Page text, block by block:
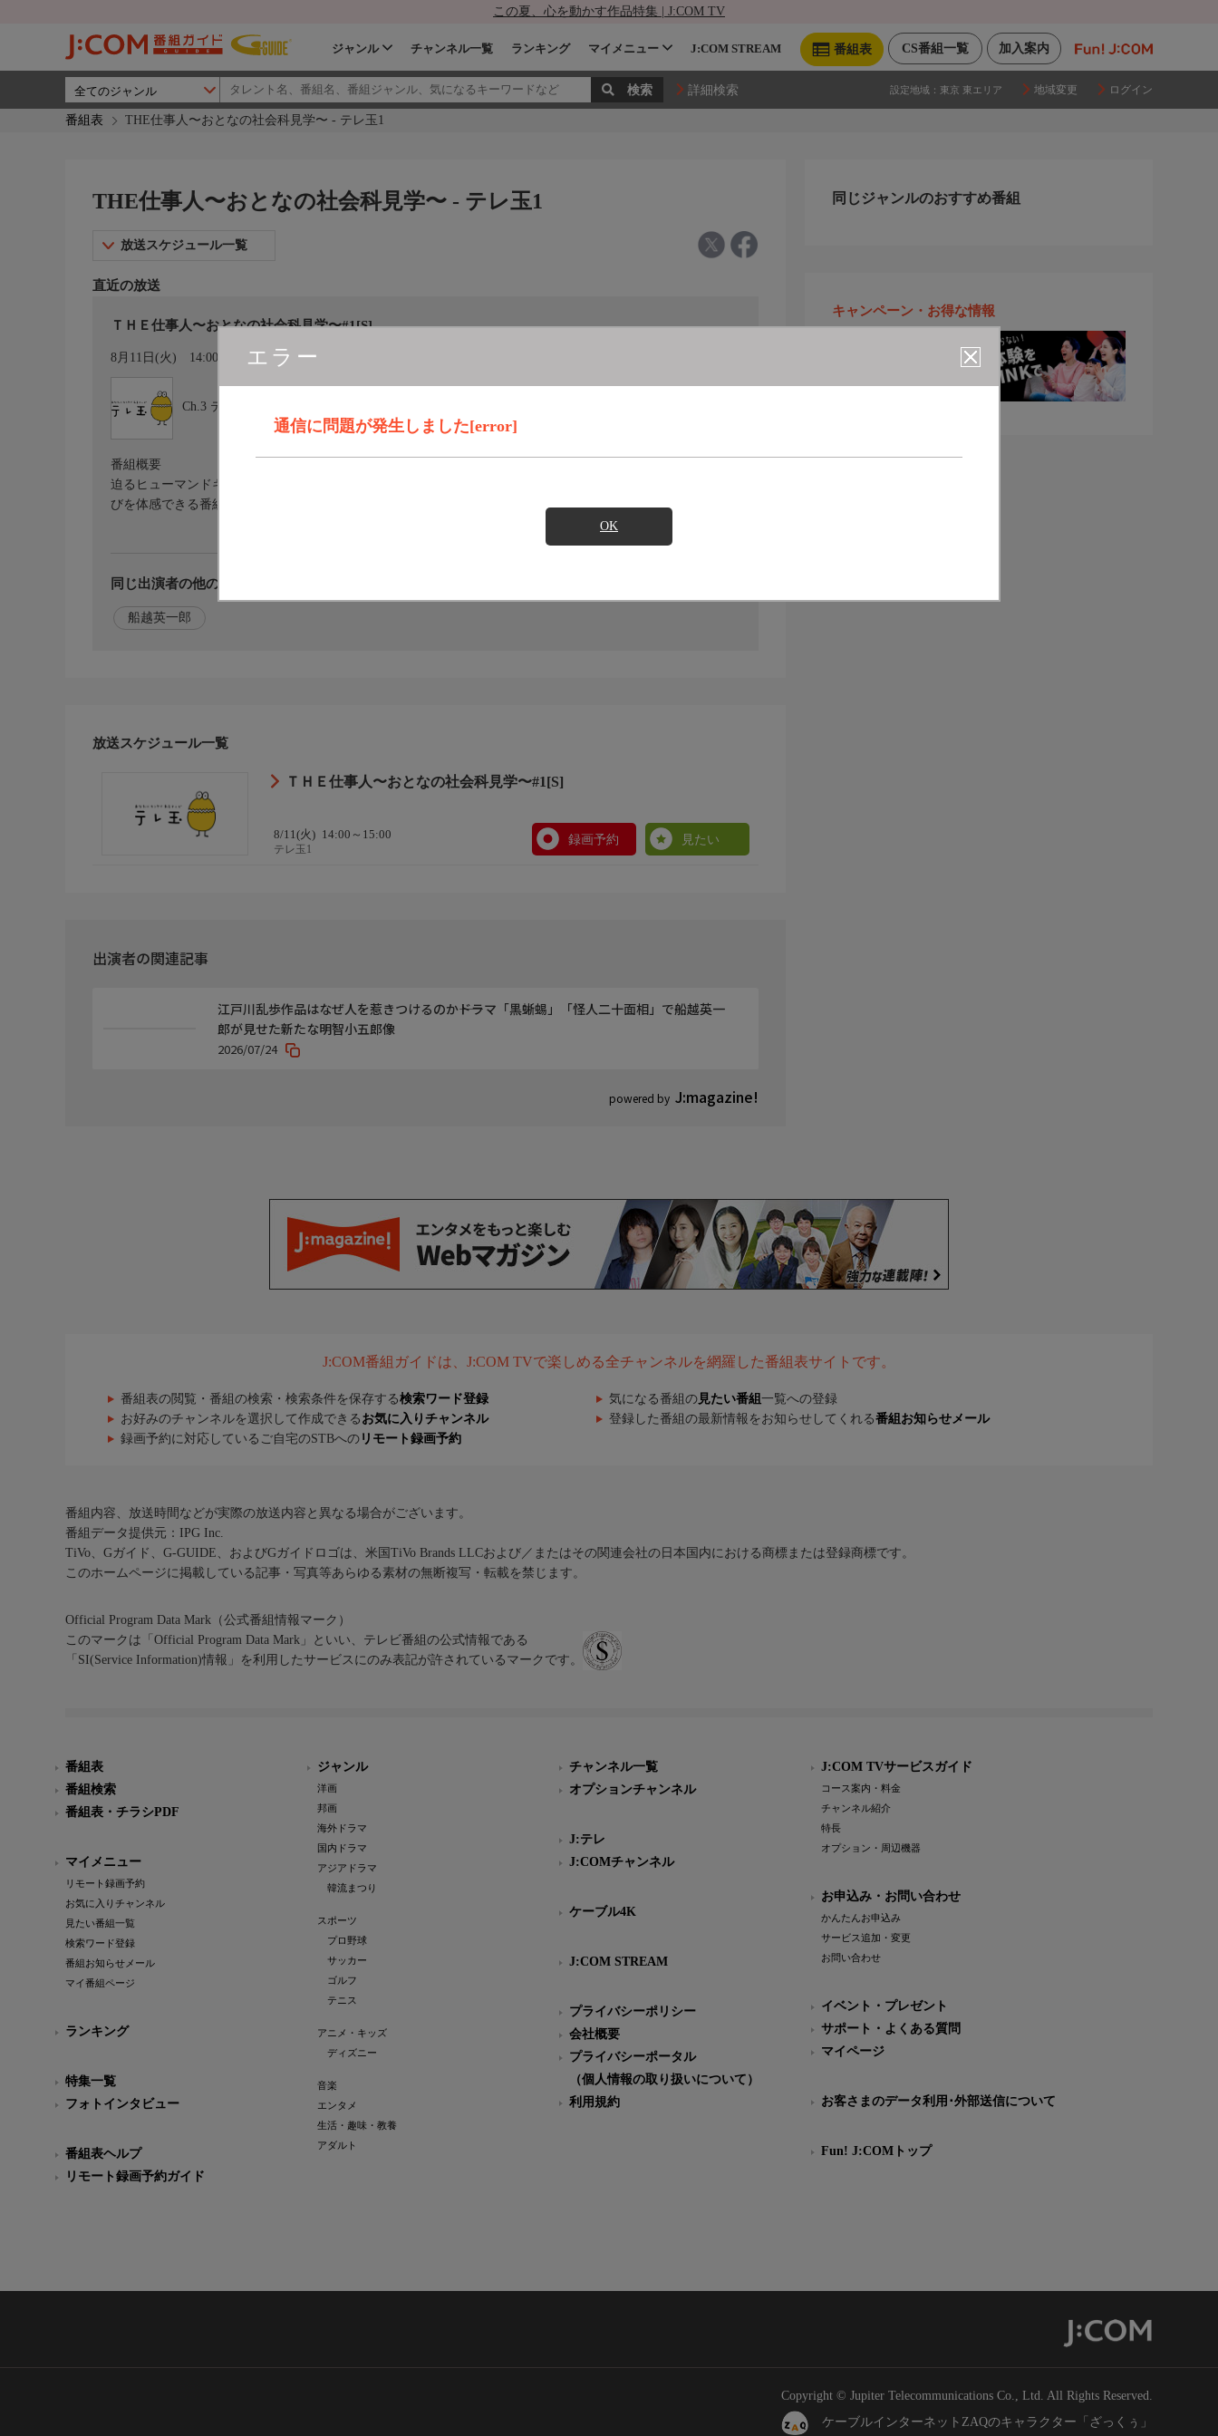
この夏、心を動かす作品特集 | J:COM TV
加入案内
CS番組一覧
番組表
ジャンル チャンネル一覧 ランキング マイメニュー J:COM STREAM
詳細検索 設定地域： 東京 東エリア 地域変更 ログイン
番組表 THE仕事人〜おとなの社会科見学〜 - テレ玉1
エラー
通信に問題が発生しました[error]
OK
THE仕事人〜おとなの社会科見学〜 - テレ玉1
放送スケジュール一覧
直近の放送
ＴＨＥ仕事人〜おとなの社会科見学〜#1[S]
8月11日(火) 14:00〜15:00 カレンダー登録
Ch.3 テレ玉1
番組概要
迫るヒューマンドキュメンタリー。磨き上げられた職人の技を、直接、見て・感じて・体験する…おとなの学
びを体感できる番組です
同じ出演者の他の番組を探す
船越英一郎
放送スケジュール一覧
ＴＨＥ仕事人〜おとなの社会科見学〜#1[S]
8/11(火) 14:00～15:00
テレ玉1
録画予約 見たい
出演者の関連記事
powered by J:magazine!
江戸川乱歩作品はなぜ人を惹きつけるのか――ドラマ「黒蜥蜴」「怪人二十面相」で船越英一
郎が見せた新たな明智小五郎像
2026/07/24
同じジャンルのおすすめ番組
キャンペーン・お得な情報
J:COM番組ガイドは、J:COM TVで楽しめる全チャンネルを網羅した番組表サイトです。
番組表の閲覧・番組の検索・検索条件を保存する検索ワード登録 気になる番組の 見たい番組 一覧への登録
お好みのチャンネルを選択して作成できる お気に入りチャンネル 登録した番組の最新情報をお知らせしてくれる番組お知らせメール
録画予約に対応しているご自宅のSTBへの リモート録画予約
番組内容、放送時間などが実際の放送内容と異なる場合がございます。
番組データ提供元：IPG Inc.
TiVo、Gガイド、G-GUIDE、およびGガイドロゴは、米国TiVo Brands LLCおよび／またはその関連会社の日本国内における商標または登録商標です。
このホームページに掲載している記事・写真等あらゆる素材の無断複写・転載を禁じます。
Official Program Data Mark（公式番組情報マーク）
このマークは「Official Program Data Mark」といい、テレビ番組の公式情報である
「SI(Service Information)情報」を利用したサービスにのみ表記が許されているマークです。
番組表
番組検索
番組表・チラシPDF
マイメニュー
リモート録画予約
お気に入りチャンネル
見たい番組一覧
検索ワード登録
番組お知らせメール
マイ番組ページ
ランキング
特集一覧
フォトインタビュー
番組表ヘルプ
リモート録画予約ガイド
ジャンル
洋画
邦画
海外ドラマ
国内ドラマ
アジアドラマ
韓流まつり
スポーツ
プロ野球
サッカー
ゴルフ
テニス
アニメ・キッズ
ディズニー
音楽
エンタメ
生活・趣味・教養
アダルト
チャンネル一覧
オプションチャンネル
J:テレ
J:COMチャンネル
ケーブル4K
J:COM STREAM
プライバシーポリシー
会社概要
プライバシーポータル
（個人情報の取り扱いについて）
利用規約
J:COM TVサービスガイド
コース案内・料金
チャンネル紹介
特長
オプション・周辺機器
お申込み・お問い合わせ
かんたんお申込み
サービス追加・変更
お問い合わせ
イベント・プレゼント
サポート・よくある質問
マイページ
お客さまのデータ利用･外部送信について
Fun! J:COMトップ
Copyright © Jupiter Telecommunications Co., Ltd. All Rights Reserved.
ケーブルインターネットZAQのキャラクター「ざっくぅ」